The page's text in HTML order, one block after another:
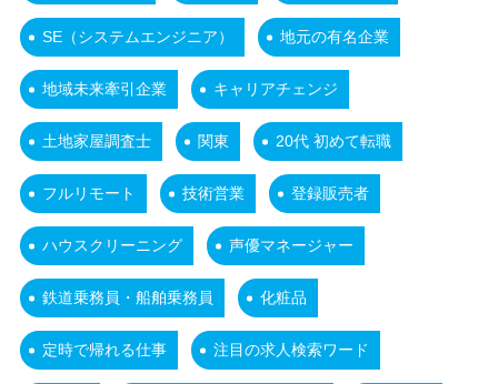
SE（システムエンジニア） 地元の有名企業
地域未来牽引企業 キャリアチェンジ
土地家屋調査士 関東 20代 初めて転職
フルリモート 技術営業 登録販売者
ハウスクリーニング 声優マネージャー
鉄道乗務員・船舶乗務員 化粧品
定時で帰れる仕事 注目の求人検索ワード